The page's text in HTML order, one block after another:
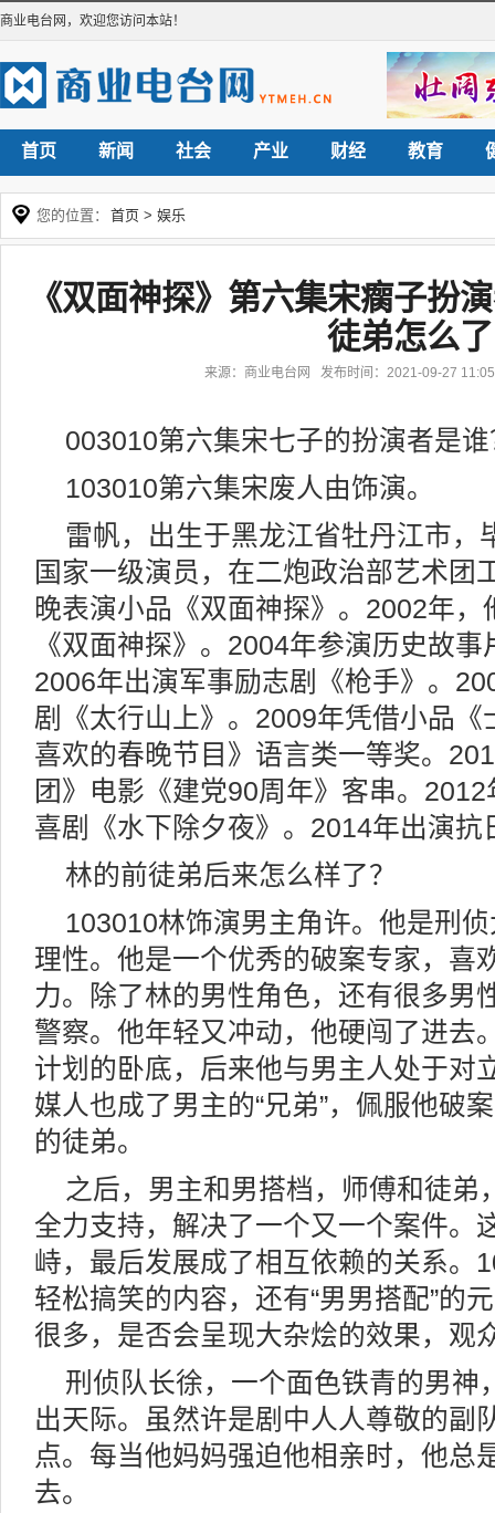
商业电台网 ，欢迎您访问本站！
首页 新闻 社会 产业 财经 教育
您的位置： 首页 > 娱乐
《双面神探》第六集宋瘸子扮
徒弟怎么了
来源：商业电台网 发布时间：2021-09-27
003010第六集宋七子的扮演者是
103010第六集宋废人由饰演。
雷帆，出生于黑龙江省牡丹江市，
国家一级演员，在二炮政治部艺术团
晚表演小品《双面神探》。2002年
《双面神探》。2004年参演历史故
2006年出演军事励志剧《枪手》。
剧《太行山上》。2009年凭借小品《
喜欢的春晚节目》语言类一等奖。
团》电影《建党90周年》客串。
喜剧《水下除夕夜》。2014年出演抗
林的前徒弟后来怎么样了？
103010林饰演男主角许。他是刑
理性。他是一个优秀的破案专家，喜
力。除了林的男性角色，还有很多男
警察。他年轻又冲动，他硬闯了进去
计划的卧底，后来他与男主人处于对
媒人也成了男主的“兄弟”，佩服他破
的徒弟。
之后，男主和男搭档，师傅和徒弟
全力支持，解决了一个又一个案件。
峙，最后发展成了相互依赖的关系。
轻松搞笑的内容，还有“男男搭配”的
很多，是否会呈现大杂烩的效果，观
刑侦队长徐，一个面色铁青的男神
出天际。虽然许是剧中人人尊敬的副
点。每当他妈妈强迫他相亲时，他总
去。